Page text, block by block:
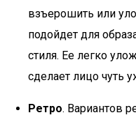
взъерошить или
подойдет для
стиля. Ее легко
сделает лицо чуть
Ретро. Вариантов